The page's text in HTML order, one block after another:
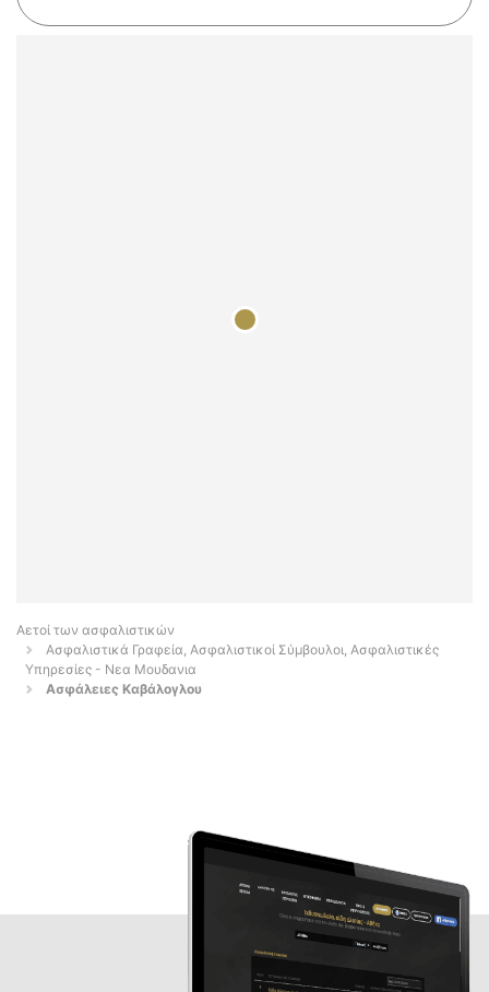
Αετοί των ασφαλιστικών
Ασφαλιστικά Γραφεία, Ασφαλιστικοί Σύμβουλοι, Ασφαλιστικές
Υπηρεσίες - Νεα Μουδανια
Aσφάλειες Καβάλογλου